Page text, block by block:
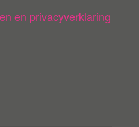
en privacyverklaring